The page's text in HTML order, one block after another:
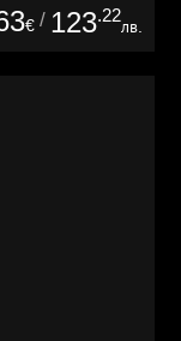
€ / 123.22
лв.